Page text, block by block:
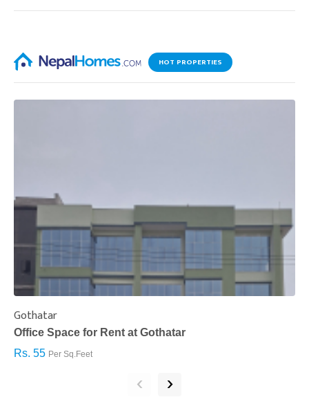
HOT PROPERTIES
Gothatar
Office Space for Rent at Gothatar
Rs. 55 Per Sq.Feet
‹ ›